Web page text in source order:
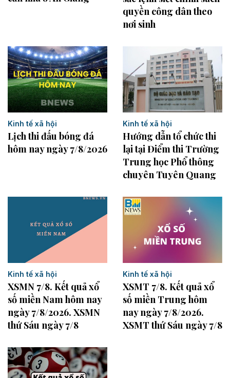
quyền công dân theo
nơi sinh
Kinh tế xã hội
Lịch thi đấu bóng đá
hôm nay ngày 7/8/2026
Kinh tế xã hội
Hướng dẫn tổ chức thi
lại tại Điểm thi Trường
Trung học Phổ thông
chuyên Tuyên Quang
Kinh tế xã hội
XSMN 7/8. Kết quả xổ
số miền Nam hôm nay
ngày 7/8/2026. XSMN
thứ Sáu ngày 7/8
Kinh tế xã hội
XSMT 7/8. Kết quả xổ
số miền Trung hôm
nay ngày 7/8/2026.
XSMT thứ Sáu ngày 7/8